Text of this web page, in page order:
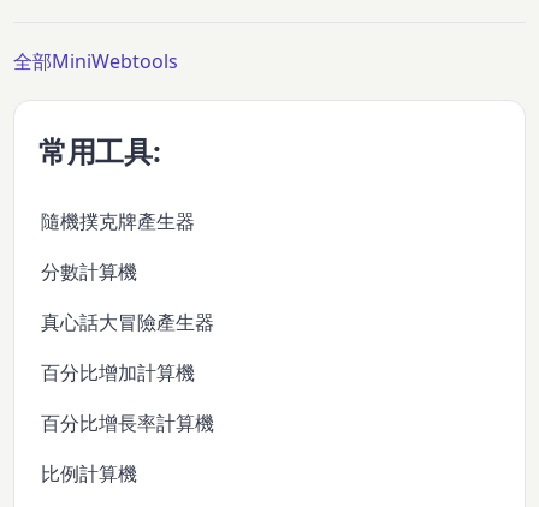
全部MiniWebtools
常用工具:
隨機撲克牌產生器
分數計算機
真心話大冒險產生器
百分比增加計算機
百分比增長率計算機
比例計算機